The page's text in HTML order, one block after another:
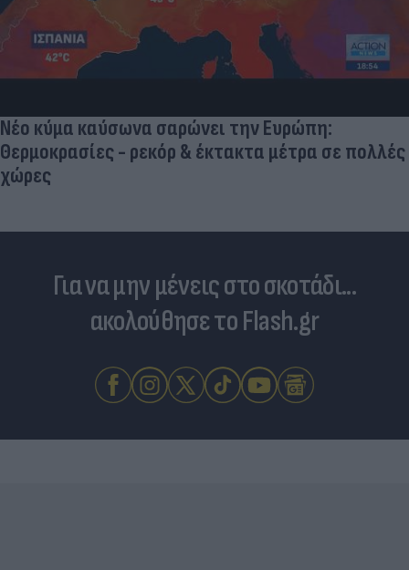
Νέο κύμα καύσωνα σαρώνει την Ευρώπη:
Θερμοκρασίες - ρεκόρ & έκτακτα μέτρα σε πολλές
χώρες
Για να μην μένεις στο σκοτάδι...
ακολούθησε το Flash.gr